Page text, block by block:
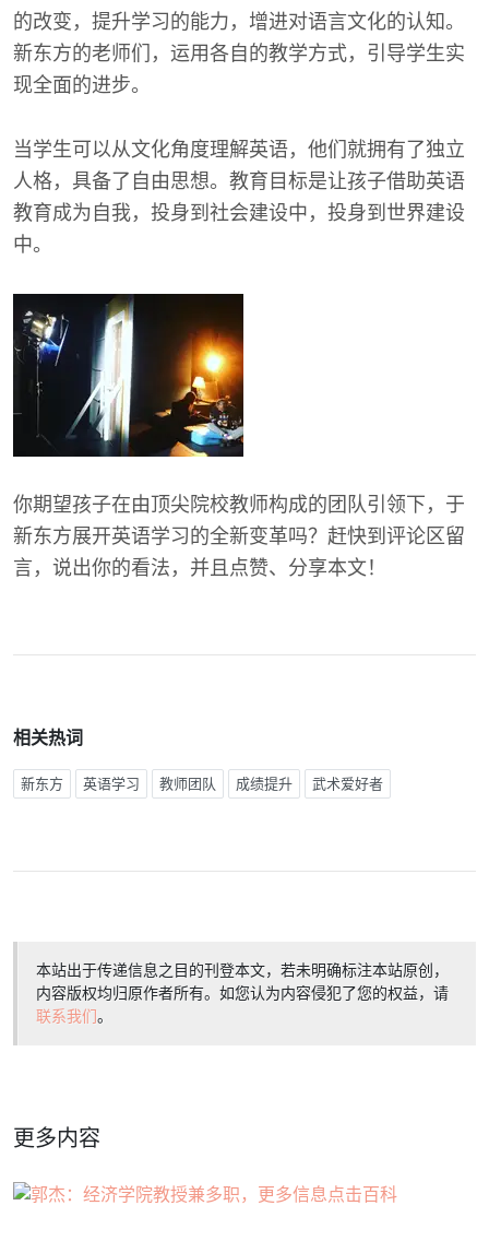
的改变，提升学习的能力，增进对语言文化的认知。
新东方的老师们，运用各自的教学方式，引导学生实
现全面的进步。
当学生可以从文化角度理解英语，他们就拥有了独立
人格，具备了自由思想。教育目标是让孩子借助英语
教育成为自我，投身到社会建设中，投身到世界建设
中。
你期望孩子在由顶尖院校教师构成的团队引领下，于
新东方展开英语学习的全新变革吗？赶快到评论区留
言，说出你的看法，并且点赞、分享本文！
相关热词
新东方 英语学习 教师团队 成绩提升 武术爱好者
本站出于传递信息之目的刊登本文，若未明确标注本站原创，
内容版权均归原作者所有。如您认为内容侵犯了您的权益，请
联系我们。
更多内容